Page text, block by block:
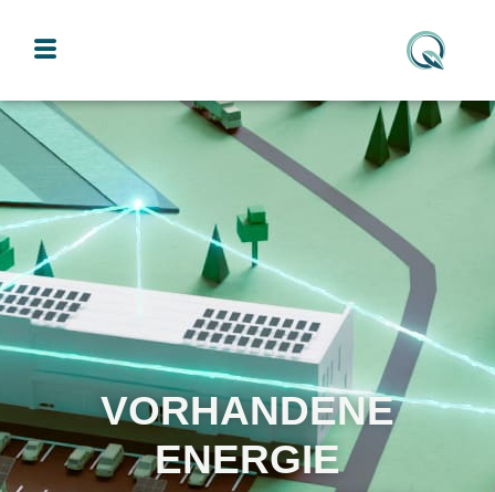
VORHANDENE
ENERGIE